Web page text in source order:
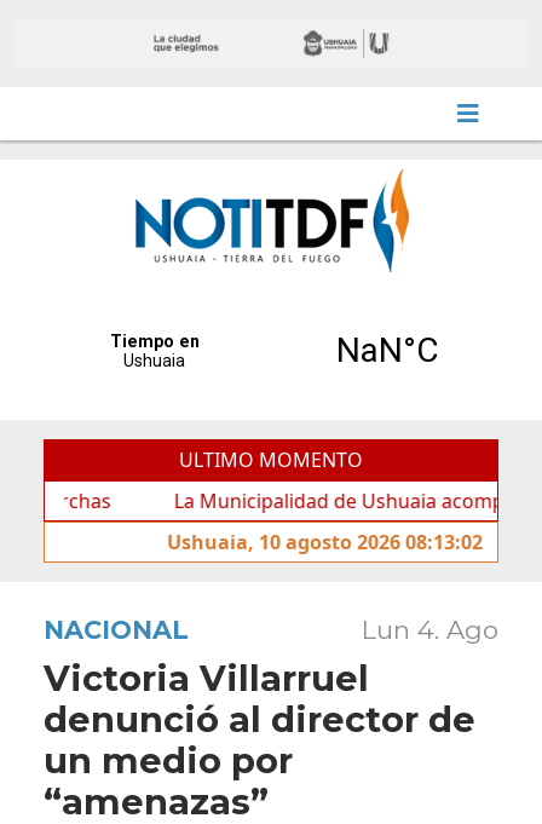
ULTIMO MOMENTO
La Municipalidad de Ushuaia acompañó los
Ushuaia, 10 agosto 2026 08:13:02
NACIONAL Lun 4. Ago
Victoria Villarruel
denunció al director de
un medio por
“amenazas”